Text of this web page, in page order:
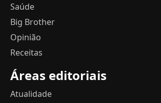
Saúde
Big Brother
Opinião
Receitas
Áreas editoriais
Atualidade